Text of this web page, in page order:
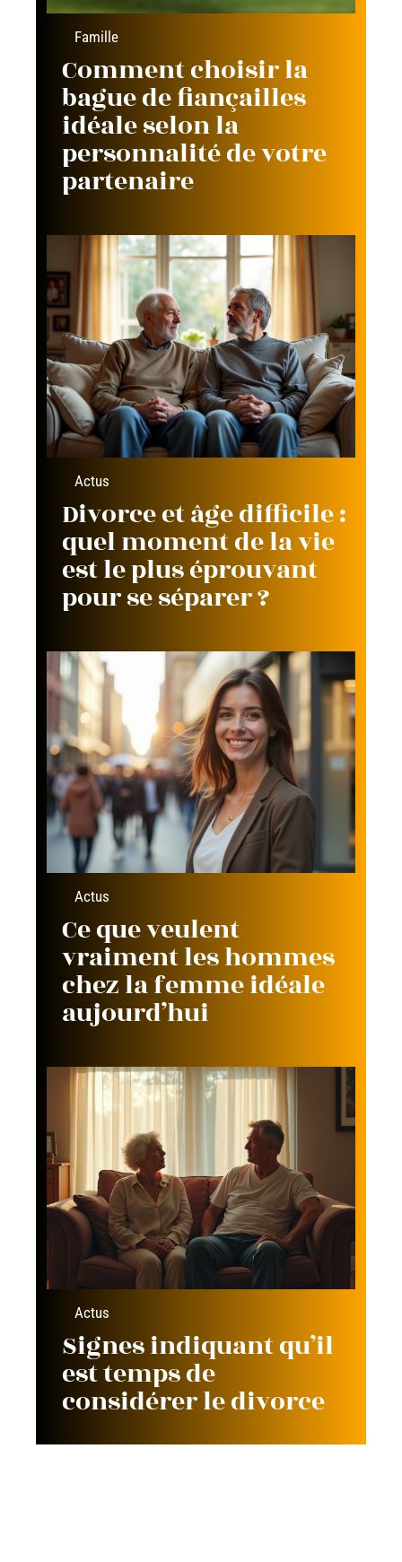
Famille
Comment choisir la
bague de fiançailles
idéale selon la
personnalité de votre
partenaire
Actus
Divorce et âge difficile :
quel moment de la vie
est le plus éprouvant
pour se séparer ?
Actus
Ce que veulent
vraiment les hommes
chez la femme idéale
aujourd’hui
Actus
Signes indiquant qu’il
est temps de
considérer le divorce